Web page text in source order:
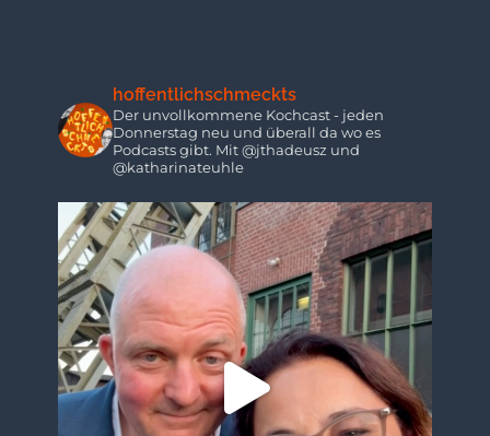
hoffentlichschmeckts
Der unvollkommene Kochcast - jeden
Donnerstag neu und überall da wo es
Podcasts gibt. Mit @jthadeusz und
@katharinateuhle